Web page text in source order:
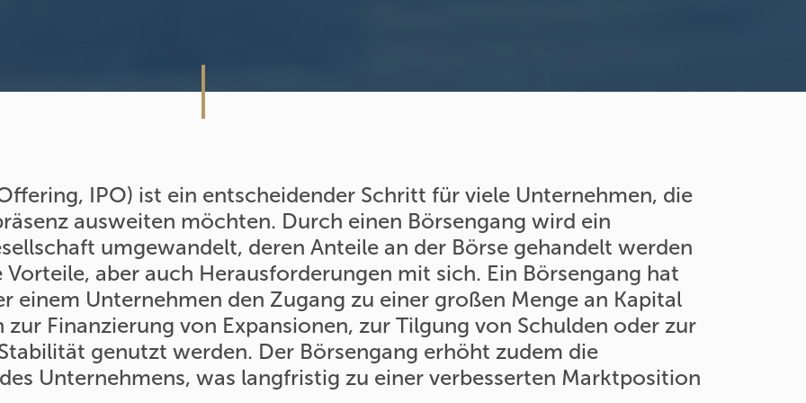
IPO) ist ein entscheidender Schritt für viele Unternehmen, die
ausweiten möchten. Durch einen Börsengang wird ein
umgewandelt, deren Anteile an der Börse gehandelt werden
aber auch Herausforderungen mit sich. Ein Börsengang hat
einem Unternehmen den Zugang zu einer großen Menge an Kapital
Finanzierung von Expansionen, zur Tilgung von Schulden oder zur
genutzt werden. Der Börsengang erhöht zudem die
Unternehmens, was langfristig zu einer verbesserten Marktposition